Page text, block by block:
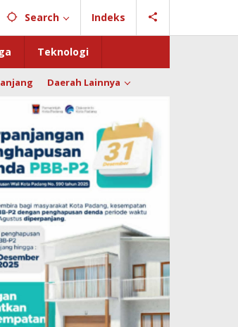
Search Indeks
Teknologi
Daerah Lainnya